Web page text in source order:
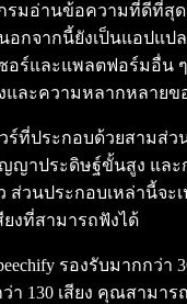
รมอ่านข้อความที่ดีที่สุด
นอกจากนี้ยังเป็นแอปแป
อร์และแพลตฟอร์มอื่น
และความหลากหลายข
ร์ที่ประกอบด้วยสามส่ว
ญญาประดิษฐ์ขั้นสูง และ
ส่วนประกอบเหล่านี้จะ
ยงที่สามารถฟังได้
รองรับมากกว่า
า 130 เสียง คุณสามาร